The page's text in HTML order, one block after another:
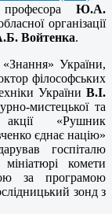
Ю.А.
організації
Войтенка.
України,
філософських
України В.І.
мистецької та
акції «Рушник
єднає націю»
госпіталю
комети
за програмою
зонд з